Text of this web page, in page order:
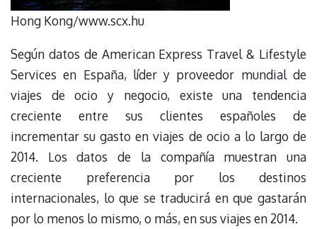
Hong Kong/www.scx.hu
Según datos de American Express Travel & Lifestyle
Services en España, líder y proveedor mundial de
viajes de ocio y negocio, existe una tendencia
creciente entre sus clientes españoles de
incrementar su gasto en viajes de ocio a lo largo de
2014. Los datos de la compañía muestran una
creciente preferencia por los destinos
internacionales, lo que se traducirá en que gastarán
por lo menos lo mismo, o más, en sus viajes en 2014.